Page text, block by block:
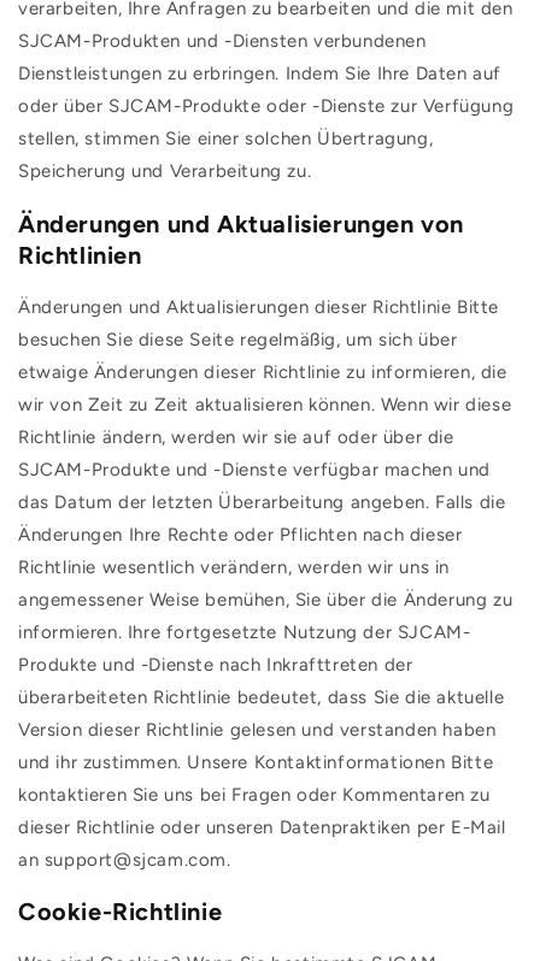
verarbeiten, Ihre Anfragen zu bearbeiten und die mit den
SJCAM-Produkten und -Diensten verbundenen
Dienstleistungen zu erbringen. Indem Sie Ihre Daten auf
oder über SJCAM-Produkte oder -Dienste zur Verfügung
stellen, stimmen Sie einer solchen Übertragung,
Speicherung und Verarbeitung zu.
Änderungen und Aktualisierungen von
Richtlinien
Änderungen und Aktualisierungen dieser Richtlinie Bitte
besuchen Sie diese Seite regelmäßig, um sich über
etwaige Änderungen dieser Richtlinie zu informieren, die
wir von Zeit zu Zeit aktualisieren können. Wenn wir diese
Richtlinie ändern, werden wir sie auf oder über die
SJCAM-Produkte und -Dienste verfügbar machen und
das Datum der letzten Überarbeitung angeben. Falls die
Änderungen Ihre Rechte oder Pflichten nach dieser
Richtlinie wesentlich verändern, werden wir uns in
angemessener Weise bemühen, Sie über die Änderung zu
informieren. Ihre fortgesetzte Nutzung der SJCAM-
Produkte und -Dienste nach Inkrafttreten der
überarbeiteten Richtlinie bedeutet, dass Sie die aktuelle
Version dieser Richtlinie gelesen und verstanden haben
und ihr zustimmen. Unsere Kontaktinformationen Bitte
kontaktieren Sie uns bei Fragen oder Kommentaren zu
dieser Richtlinie oder unseren Datenpraktiken per E-Mail
an support@sjcam.com.
Cookie-Richtlinie